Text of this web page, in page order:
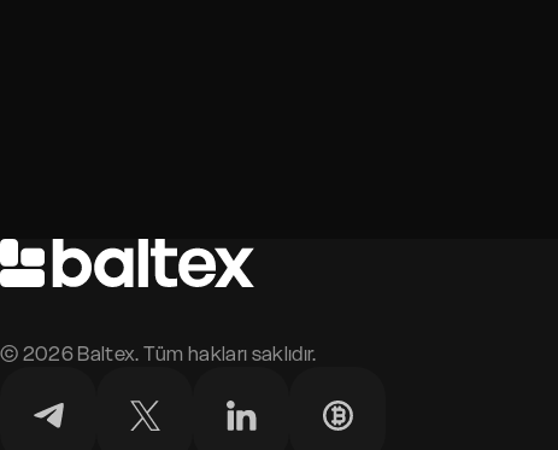
© 2026 Baltex. Tüm hakları saklıdır.